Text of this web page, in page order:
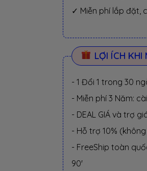
✓ Miễn phí lắp đặt,
LỢI ÍCH KHI
- 1 Đổi 1 trong 30
- Miễn phí 3 Năm:
- DEAL GIÁ và trợ
- Hỗ trợ 10%
- FreeShip toàn
90'